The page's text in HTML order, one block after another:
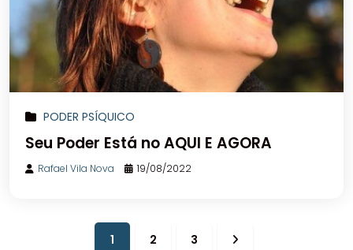
PODER PSÍQUICO
Seu Poder Está no AQUI E AGORA
Rafael Vila Nova 19/08/2022
1 2 3